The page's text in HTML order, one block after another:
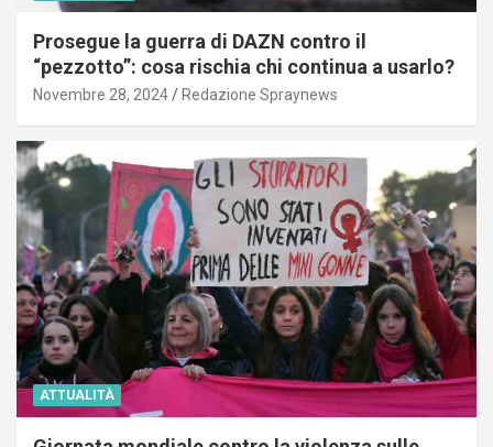
Prosegue la guerra di DAZN contro il
“pezzotto”: cosa rischia chi continua a usarlo?
Novembre 28, 2024 Redazione Spraynews
ATTUALITÀ